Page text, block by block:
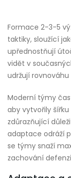
Formace 2-3-5
taktiky, sloužící
upřednostňují
vidět v
udržují
Moderní týmy
aby vytvořily
zdůrazňující
adaptace odráží
se týmy snaží
zachování